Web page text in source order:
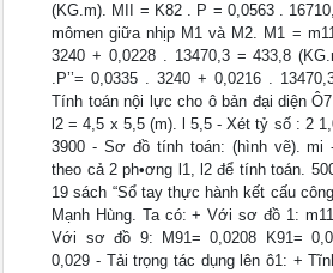
(KG.m). MII = K82 . P = 0,0563 .
mômen giữa nhịp M1 và M2. M1 =
3240 + 0,0228 . 13470,3 = 433,8
.P’’= 0,0335 . 3240 + 0,0216 .
Tính toán nội lực cho ô bản đại diện
l2 = 4,5 x 5,5 (m). l 5,5 - Xét tỷ số : 2
3900 - Sơ đồ tính toán: (hình vẽ). mi
theo cả 2 ph•ơng l1, l2 để tính toán.
19 sách “Sổ tay thực hành kết cấu
Mạnh Hùng. Ta có: + Với sơ đồ 1:
Với sơ đồ 9: M91= 0,0208 K91=
0,029 - Tải trọng tác dụng lên ô1: +